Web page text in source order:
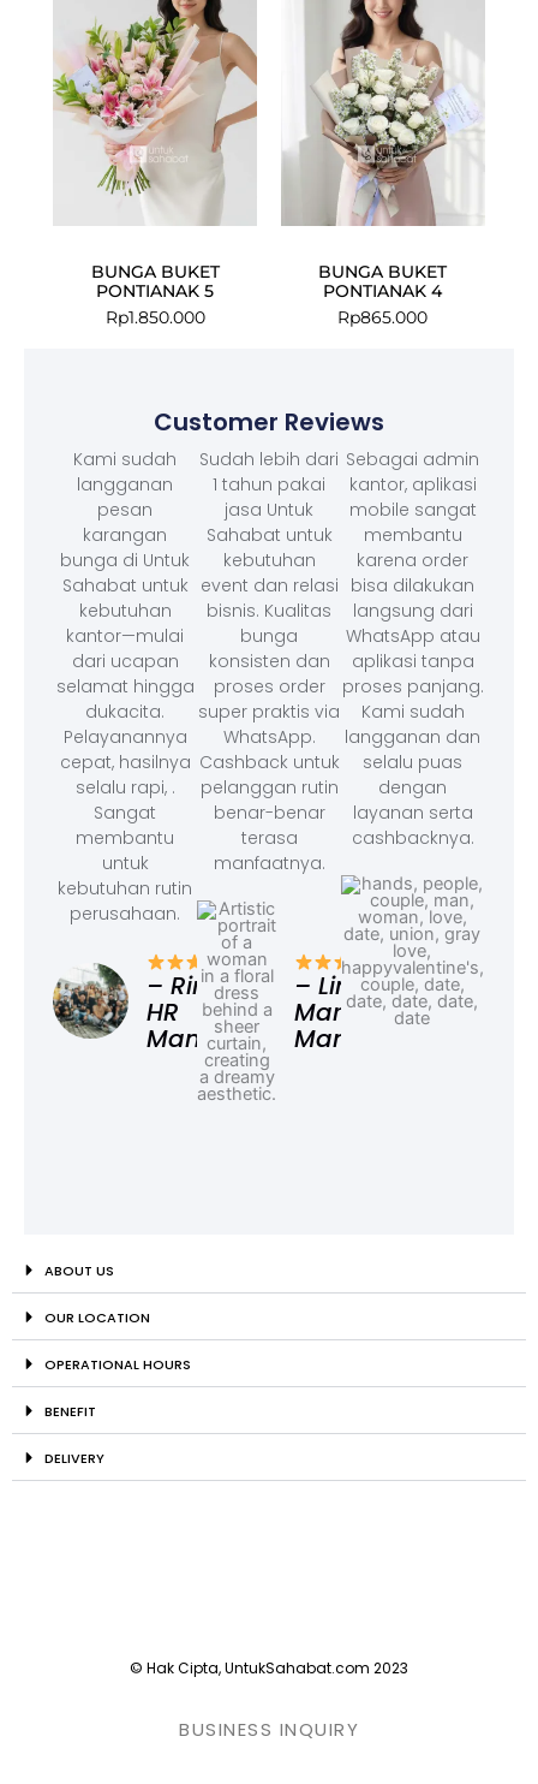
BUNGA BUKET
PONTIANAK 5
Rp1.850.000
BUNGA BUKET
PONTIANAK 4
Rp865.000
Customer Reviews
Kami sudah
langganan
pesan
karangan
bunga di Untuk
Sahabat untuk
kebutuhan
kantor—mulai
dari ucapan
selamat hingga
dukacita.
Pelayanannya
cepat, hasilnya
selalu rapi, .
Sangat
membantu
untuk
kebutuhan rutin
perusahaan.
– Rina,
HR
Manager
Sudah lebih dari
1 tahun pakai
jasa Untuk
Sahabat untuk
kebutuhan
event dan relasi
bisnis. Kualitas
bunga
konsisten dan
proses order
super praktis via
WhatsApp.
Cashback untuk
pelanggan rutin
benar-benar
terasa
manfaatnya.
– Linda,
Marketing
Manager
Sebagai admin
kantor, aplikasi
mobile sangat
membantu
karena order
bisa dilakukan
langsung dari
WhatsApp atau
aplikasi tanpa
proses panjang.
Kami sudah
langganan dan
selalu puas
dengan
layanan serta
cashbacknya.
ABOUT US
OUR LOCATION
OPERATIONAL HOURS
BENEFIT
DELIVERY
© Hak Cipta, UntukSahabat.com 2023
BUSINESS INQUIRY